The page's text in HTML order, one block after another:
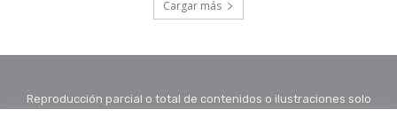
Cargar más
Reproducción parcial o total de contenidos o ilustraciones solo